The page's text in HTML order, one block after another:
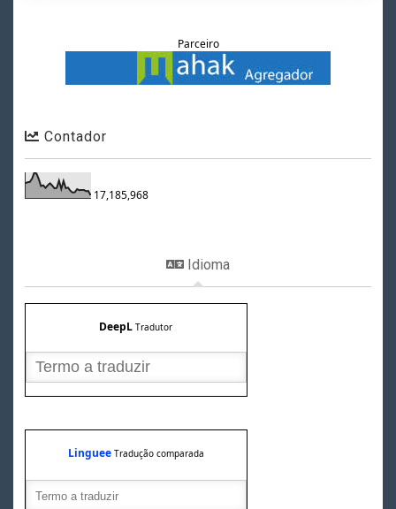
Parceiro
Contador
17,185,968
Idioma
DeepL Tradutor
Linguee Tradução comparada